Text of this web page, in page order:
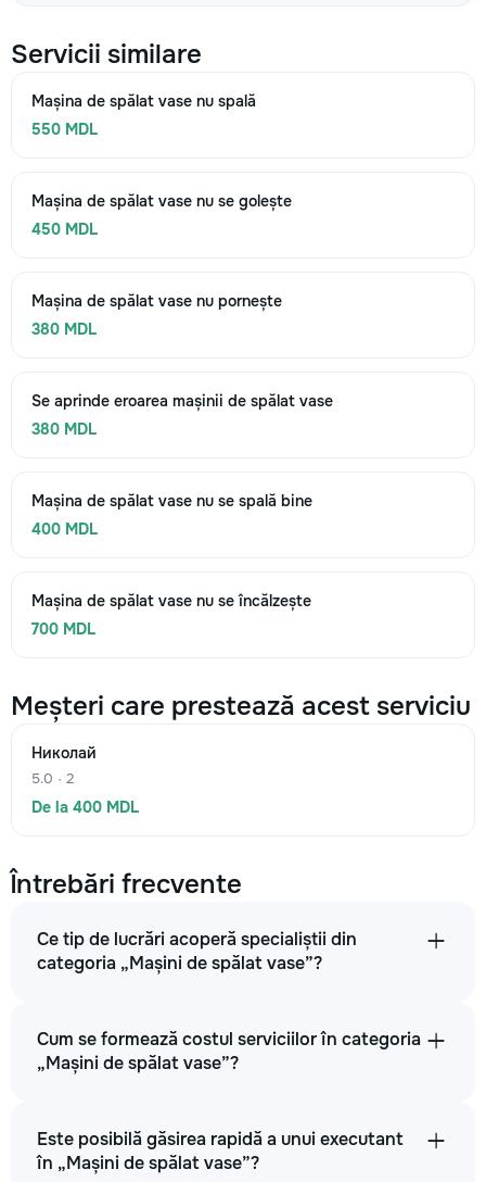
Servicii similare
Mașina de spălat vase nu spală
550 MDL
Mașina de spălat vase nu se golește
450 MDL
Mașina de spălat vase nu pornește
380 MDL
Se aprinde eroarea mașinii de spălat vase
380 MDL
Mașina de spălat vase nu se spală bine
400 MDL
Mașina de spălat vase nu se încălzește
700 MDL
Meșteri care prestează acest serviciu
Николай
5.0 · 2
De la 400 MDL
Întrebări frecvente
Ce tip de lucrări acoperă specialiștii din
categoria „Mașini de spălat vase”?
Cum se formează costul serviciilor în categoria
„Mașini de spălat vase”?
Este posibilă găsirea rapidă a unui executant
în „Mașini de spălat vase”?